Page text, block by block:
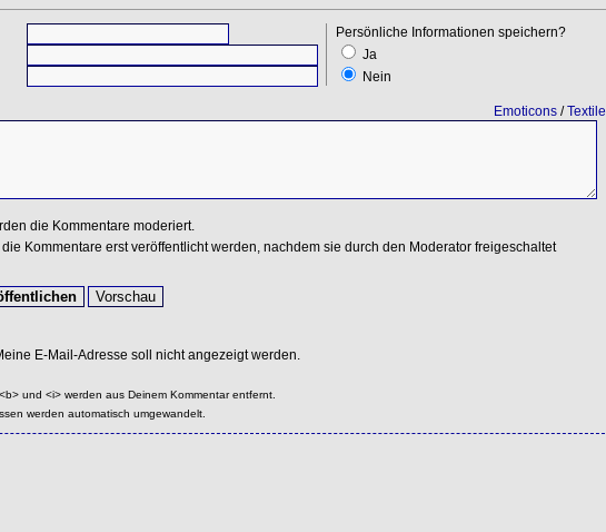
Persönliche Informationen speichern?
Ja
Nein
Emoticons/Textile
die Kommentare moderiert.
Kommentare erst veröffentlicht werden, nachdem sie durch den Moderator freigeschaltet
E-Mail-Adresse soll nicht angezeigt werden.
und <i> werden aus Deinem Kommentar entfernt.
werden automatisch umgewandelt.